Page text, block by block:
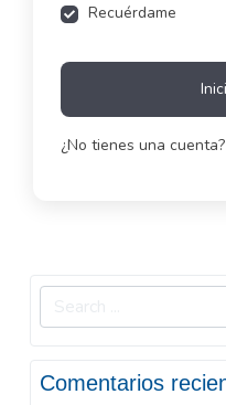
Recuérdame
¿No tienes una cuenta?
Comentarios